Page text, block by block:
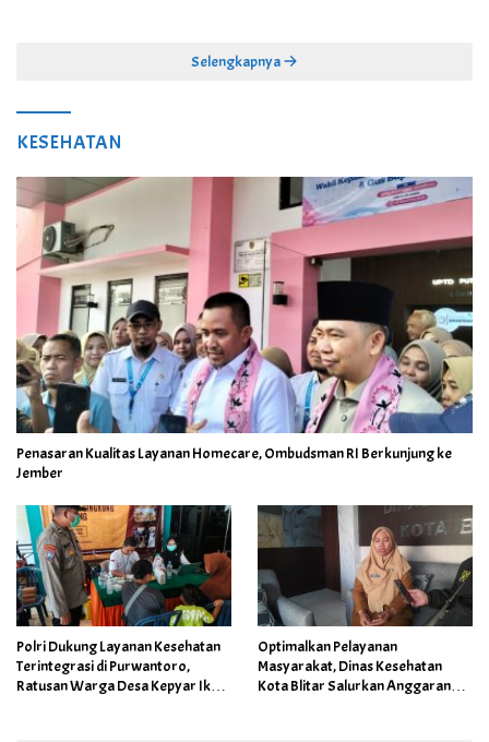
Selengkapnya
KESEHATAN
Penasaran Kualitas Layanan Homecare, Ombudsman RI Berkunjung ke
Jember
Polri Dukung Layanan Kesehatan
Terintegrasi di Purwantoro,
Ratusan Warga Desa Kepyar Ikuti
Optimalkan Pelayanan
Masyarakat, Dinas Kesehatan
Kota Blitar Salurkan Anggaran